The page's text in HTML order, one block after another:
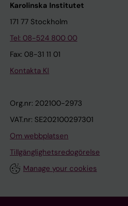
Karolinska Institutet
171 77 Stockholm
Tel: 08-524 800 00
Fax: 08-31 11 01
Kontakta KI
Org.nr: 202100-2973
VAT.nr: SE202100297301
Om webbplatsen
Tillgänglighetsredogörelse
Manage your cookies